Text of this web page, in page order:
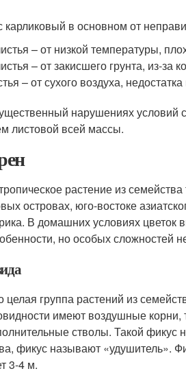
карликовый в основном от
– от низкой температуры,
– от закисшего грунта, из-за
– от сухого воздуха,
нарушениях условий
листовой всей массы.
растение из
островах, юго-востоке
В домашних условиях цветок
но особых сложностей
группа растений из
имеют воздушные
стволы. Такой фикус
фикус называют «удушитель».
3-4 м.